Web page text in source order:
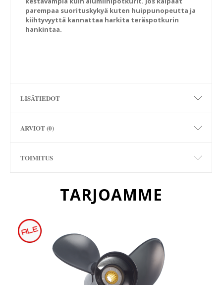
parempaa suorituskykyä kuten huippunopeutta ja
kiihtyvyyttä kannattaa harkita teräspotkurin
hankintaa.
LISÄTIEDOT
ARVIOT (0)
TOIMITUS
TARJOAMME